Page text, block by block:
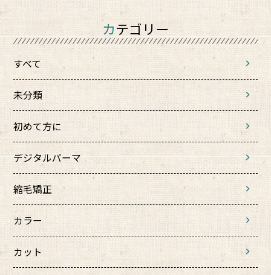
カテゴリー
すべて
未分類
初めて方に
デジタルパーマ
縮毛矯正
カラー
カット